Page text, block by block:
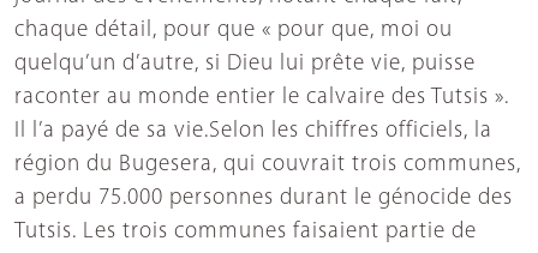
chaque détail, pour que « pour que, moi ou
quelqu’un d’autre, si Dieu lui prête vie, puisse
raconter au monde entier le calvaire des Tutsis ».
Il l’a payé de sa vie.Selon les chiffres officiels, la
région du Bugesera, qui couvrait trois communes,
a perdu 75.000 personnes durant le génocide des
Tutsis. Les trois communes faisaient partie de